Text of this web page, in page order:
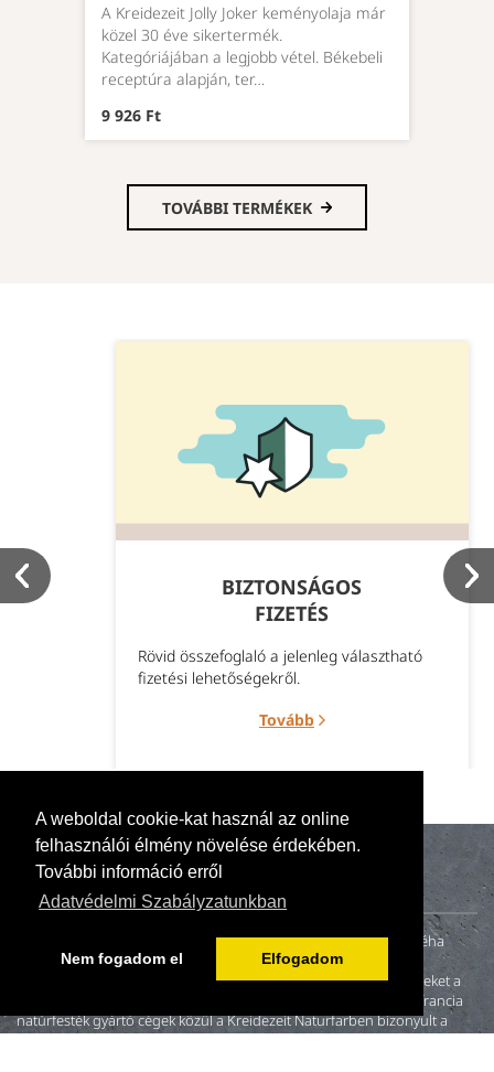
A weboldal cookie-kat használ az online
felhasználói élmény növelése érdekében.
További információ erről
Adatvédelmi Szabályzatunkban
Nem fogadom el Elfogadom
A Kreidezeit Jolly Joker keményolaja már
közel 30 éve sikertermék.
Kategóriájában a legjobb vétel. Békebeli
receptúra alapján, ter…
9 926 Ft
TOVÁBBI TERMÉKEK
BIZTONSÁGOS
FIZETÉS
Rövid összefoglaló a jelenleg választható
fizetési lehetőségekről.
Tovább
A naturillo.hu mögött egy kis családi vállalkozás (anya, apa és néha
gyerekek) tevékenykedik. 2000-ben fiatal házasként otthonunk
felújításakor nem találtunk környezetbarát és egészséges festékeket a
magyar piacon. A neten fellelt és megkeresett német, angol és francia
natúrfesték gyártó cégek közül a Kreidezeit Naturfarben bizonyult a
leginkább hitelesnek.